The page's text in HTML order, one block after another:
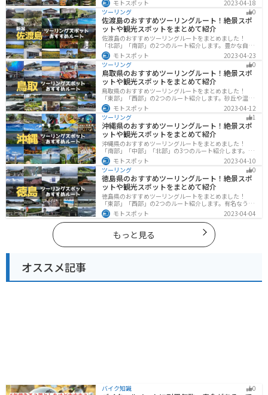
も堪能できるスポットが多数あります。バイクで山形県
にツーリングに行く際は参考にしてください。
モトスポット
2023-04-18
ツーリング
0
佐渡島のおすすめツーリングルート！絶景スポ
ットや観光スポットをまとめて紹介
佐渡島のおすすめツーリングルートをまとめました！
「北部」「南部」の2つのルート紹介します。豊かな自然
と歴史的なスポット、トキなどの貴重な動物を見られる
スポットが多数あります。バイクで佐渡島にツーリング
に行く際は参考にしてください。
モトスポット
2023-04-23
ツーリング
0
鳥取県のおすすめツーリングルート！絶景スポ
ットや観光スポットをまとめて紹介
鳥取県のおすすめツーリングルートをまとめました！
「東部」「西部」の2つのルート紹介します。砂丘や温泉
地、歴史ある城跡など魅力溢れるスポットが多数あるの
で楽しめます。バイクで鳥取県にツーリングに行く際は
参考にしてください。
モトスポット
2023-04-12
ツーリング
1
沖縄県のおすすめツーリングルート！絶景スポ
ットや観光スポットをまとめて紹介
沖縄県のおすすめツーリングルートをまとめました！
「南部」「中部」「北部」の3つのルート紹介します。美
しいビーチや歴史と文化に溢れたスポットが多数あり、
様々な楽しみ方ができます。バイクで沖縄県にツーリン
グに行く際は参考にしてください。
モトスポット
2023-04-10
ツーリング
0
徳島県のおすすめツーリングルート！絶景スポ
ットや観光スポットをまとめて紹介
徳島県のおすすめツーリングルートをまとめました！
「東部」「西部」の2つのルート紹介します。有名なうず
しおや山を中心とした自然豊かなスポットが多数ありま
す。バイクで徳島県にツーリングに行く際は参考にして
ください。
モトスポット 2023-04-04
もっと見る
オススメ記事
バイク知識 0